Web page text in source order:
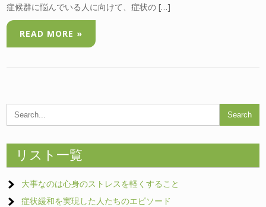
症候群に悩んでいる人に向けて、症状の […]
READ MORE »
リスト一覧
大事なのは心身のストレスを軽くすること
症状緩和を実現した人たちのエピソード